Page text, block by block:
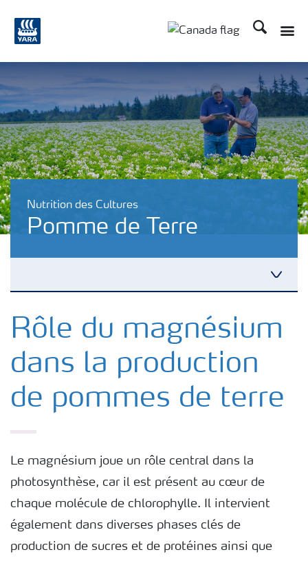
Recherche
Nutrition des Cultures
Pomme de Terre
Nos Engrais
Cultures
Rôle du magnésium
dans la production
de pommes de terre
Le magnésium joue un rôle central dans la
photosynthèse, car il est présent au cœur de
chaque molécule de chlorophylle. Il intervient
également dans diverses phases clés de
production de sucres et de protéines ainsi que